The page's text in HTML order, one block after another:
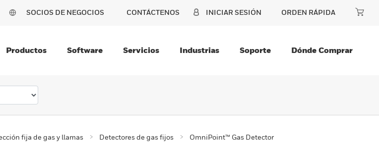
SOCIOS DE NEGOCIOS CONTÁCTENOS INICIAR SESIÓN ORDEN RÁPIDA
Productos Software Servicios Industrias Soporte Dónde Comprar
fija de gas y llamas Detectores de gas fijos OmniPoint™ Gas Detector